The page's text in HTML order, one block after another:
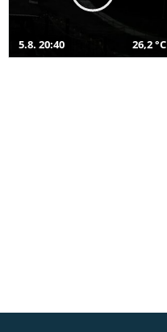
5.8. 20:40 26,2 °C